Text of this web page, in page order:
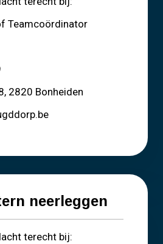
Teamcoördinator
2820 Bonheiden
neerleggen
terecht bij: